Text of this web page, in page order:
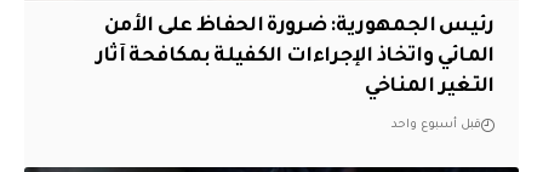
رئيس الجمهورية: ضرورة الحفاظ على الأمن
المائي واتخاذ الإجراءات الكفيلة بمكافحة آثار
التغير المناخي
قبل أسبوع واحد